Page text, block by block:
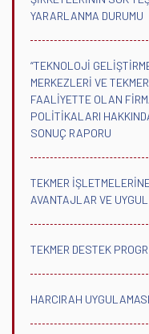
YARARLANMA DURUMU
“TEKNOLOJİ
MERKEZLERİ VE
FAALİYETTE OLAN
POLİTİKALARI
SONUÇ RAPORU
TEKMER
AVANTAJLAR VE
TEKMER DESTEK
HARCIRAH UYGULAMASI